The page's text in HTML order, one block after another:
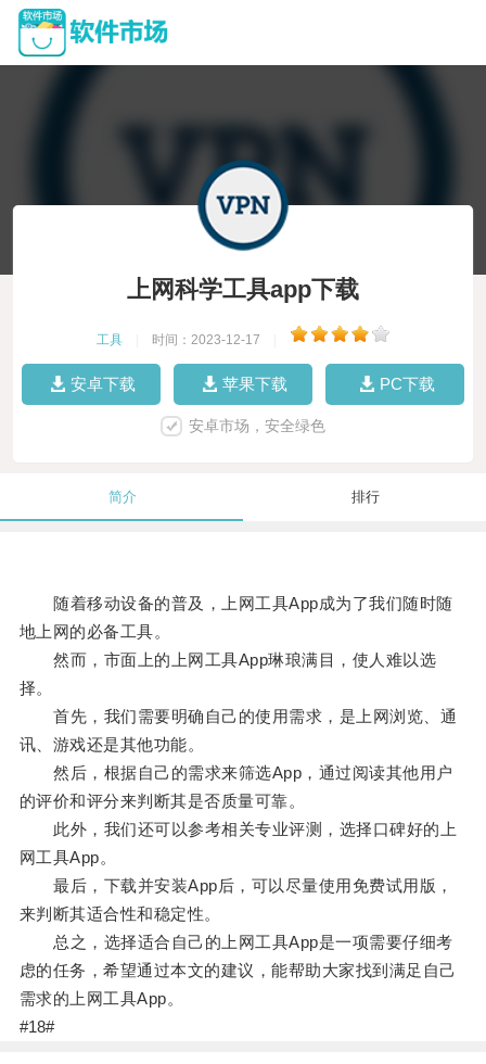
上网科学工具app下载
工具 时间：2023-12-17
安卓下载 苹果下载 PC下载
安卓市场，安全绿色
简介 排行
随着移动设备的普及，上网工具App成为了我们随时随
地上网的必备工具。
然而，市面上的上网工具App琳琅满目，使人难以选
择。
首先，我们需要明确自己的使用需求，是上网浏览、通
讯、游戏还是其他功能。
然后，根据自己的需求来筛选App，通过阅读其他用户
的评价和评分来判断其是否质量可靠。
此外，我们还可以参考相关专业评测，选择口碑好的上
网工具App。
最后，下载并安装App后，可以尽量使用免费试用版，
来判断其适合性和稳定性。
总之，选择适合自己的上网工具App是一项需要仔细考
虑的任务，希望通过本文的建议，能帮助大家找到满足自己
需求的上网工具App。
#18#